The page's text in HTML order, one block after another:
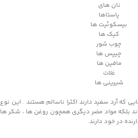
نان های
پاستاها
بیسکوئیت ها
کیک ها
چوب شور
چیپس ها
مافین ها
غلات
شیرینی ها
که آرد سفید دارند اکثرا ناسالم هستند . این نوع
بلکه مواد مضر دیگری همچون روغن ها ، شکر ها
در خود دارند.